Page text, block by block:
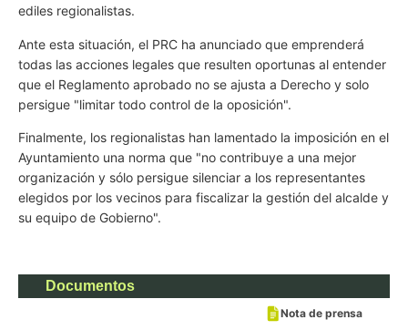
ediles regionalistas.
Ante esta situación, el PRC ha anunciado que emprenderá
todas las acciones legales que resulten oportunas al entender
que el Reglamento aprobado no se ajusta a Derecho y solo
persigue "limitar todo control de la oposición".
Finalmente, los regionalistas han lamentado la imposición en el
Ayuntamiento una norma que "no contribuye a una mejor
organización y sólo persigue silenciar a los representantes
elegidos por los vecinos para fiscalizar la gestión del alcalde y
su equipo de Gobierno".
Documentos
Nota de prensa